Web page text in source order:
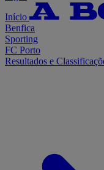
Início
Benfica
Sporting
FC Porto
Resultados e